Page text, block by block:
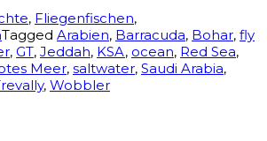
, Fliegenfischen,
Tagged Arabien, Barracuda, Bohar, fly
, GT, Jeddah, KSA, ocean, Red Sea,
Meer, saltwater, Saudi Arabia,
, Wobbler